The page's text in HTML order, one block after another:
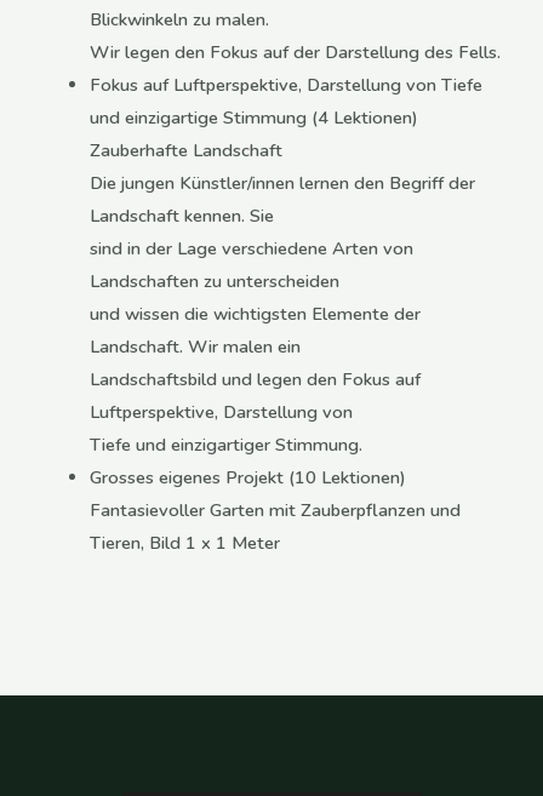
Blickwinkeln zu malen.
Wir legen den Fokus auf der Darstellung des Fells.
Fokus auf Luftperspektive, Darstellung von Tiefe
und einzigartige Stimmung (4 Lektionen)
Zauberhafte Landschaft
Die jungen Künstler/innen lernen den Begriff der
Landschaft kennen. Sie
sind in der Lage verschiedene Arten von
Landschaften zu unterscheiden
und wissen die wichtigsten Elemente der
Landschaft. Wir malen ein
Landschaftsbild und legen den Fokus auf
Luftperspektive, Darstellung von
Tiefe und einzigartiger Stimmung.
Grosses eigenes Projekt (10 Lektionen)
Fantasievoller Garten mit Zauberpflanzen und
Tieren, Bild 1 x 1 Meter